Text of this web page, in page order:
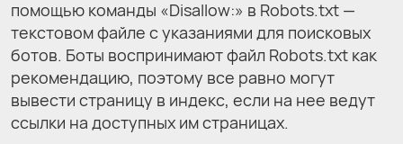
помощью команды «Disallow:» в Robots.txt —
текстовом файле с указаниями для поисковых
ботов. Боты воспринимают файл Robots.txt как
рекомендацию, поэтому все равно могут
вывести страницу в индекс, если на нее ведут
ссылки на доступных им страницах.